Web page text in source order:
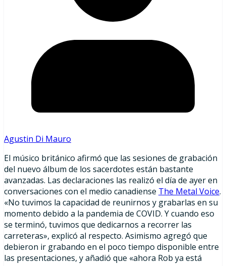
Agustin Di Mauro
El músico británico afirmó que las sesiones de grabación
del nuevo álbum de los sacerdotes están bastante
avanzadas. Las declaraciones las realizó el día de ayer en
conversaciones con el medio canadiense The Metal Voice.
«No tuvimos la capacidad de reunirnos y grabarlas en su
momento debido a la pandemia de COVID. Y cuando eso
se terminó, tuvimos que dedicarnos a recorrer las
carreteras», explicó al respecto. Asimismo agregó que
debieron ir grabando en el poco tiempo disponible entre
las presentaciones, y añadió que «ahora Rob ya está